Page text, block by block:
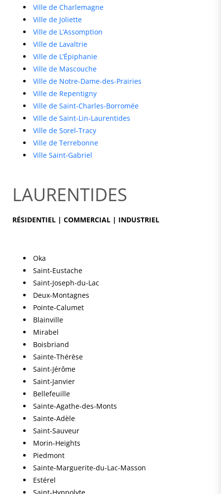
Ville de Charlemagne
Ville de Joliette
Ville de L’Assomption
Ville de Lavaltrie
Ville de L’Épiphanie
Ville de Mascouche
Ville de Notre-Dame-des-Prairies
Ville de Repentigny
Ville de Saint-Charles-Borromée
Ville de Saint-Lin-Laurentides
Ville de Sorel-Tracy
Ville de Terrebonne
Ville Saint-Gabriel
LAURENTIDES
RÉSIDENTIEL | COMMERCIAL | INDUSTRIEL
Oka
Saint-Eustache
Saint-Joseph-du-Lac
Deux-Montagnes
Pointe-Calumet
Blainville
Mirabel
Boisbriand
Sainte-Thérèse
Saint-Jérôme
Saint-Janvier
Bellefeuille
Sainte-Agathe-des-Monts
Sainte-Adèle
Saint-Sauveur
Morin-Heights
Piedmont
Sainte-Marguerite-du-Lac-Masson
Estérel